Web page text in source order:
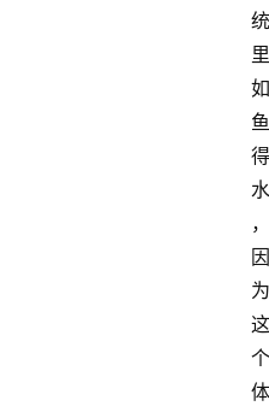
统
里
如
鱼
得
水
，
因
为
这
个
体